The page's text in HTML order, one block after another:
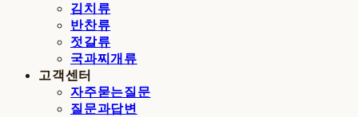
김치류
반찬류
젓갈류
국과찌개류
고객센터
자주묻는질문
질문과답변